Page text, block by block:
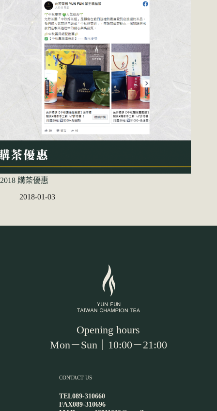
2018 購茶優惠
2018-01-03
Opening hours
Mon－Sun｜10:00－21:00
CONTACT US
TEL089-310660
FAX089-310696